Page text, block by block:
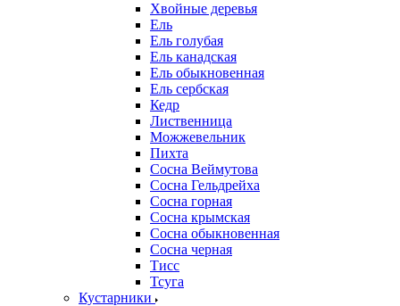
Хвойные деревья
Ель
Ель голубая
Ель канадская
Ель обыкновенная
Ель сербская
Кедр
Лиственница
Можжевельник
Пихта
Сосна Веймутова
Сосна Гельдрейха
Сосна горная
Сосна крымская
Сосна обыкновенная
Сосна черная
Тисс
Тсуга
Кустарники